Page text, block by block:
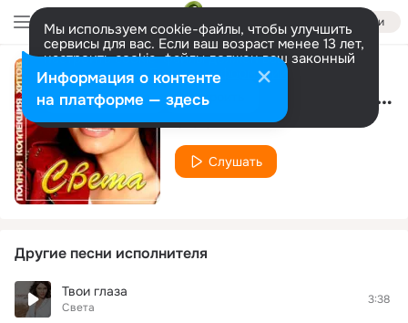
Войти
Мы используем cookie-файлы, чтобы улучшить
сервисы для вас. Если ваш возраст менее 13 лет,
настроить cookie-файлы должен ваш законный
представитель. Больше информации
Разрешить все Настроить Что мне делать? - DJ Vini DFM mix
Света
Слушать
Другие песни исполнителя
Твои глаза
Света
3:38
Информация о контенте
на платформе — здесь